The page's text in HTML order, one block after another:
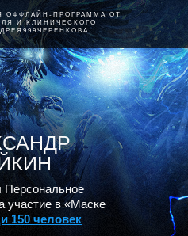
ОФФЛАЙН-ПРОГРАММА ОТ
И КЛИНИЧЕСКОГО
Персональное
участие в «Маске
150 человек